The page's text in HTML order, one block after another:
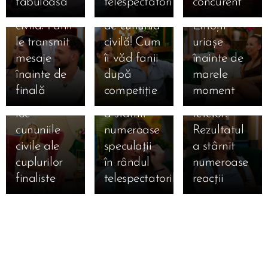
de cununia
civilă! Fanii
le transmit
mesaje
înainte de
finală
la un pas
de cununia
civilă! Cum
îi văd fanii
după
competiție
civilă!
Emoții
uriașe
înainte de
marele
moment
Simona
Gherghe
anunță
ediția
specială de
mâine! Au
loc
cununiile
civile ale
cuplurilor
finaliste
15.07.2026
Claudia a
izbucnit în
lacrimi la
Mireasa!
Momentul
a stârnit
numeroase
speculații
în rândul
telespectatorilor
Claudia,
salvată
după ce a
ocupat
locul 3 în
topul
fetelor!
Rezultatul
a stârnit
numeroase
reacții